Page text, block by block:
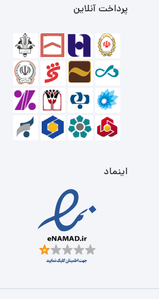
پرداخت آنلاین
اینماد